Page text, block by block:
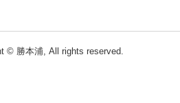
© 勝本浦, All rights reserved.